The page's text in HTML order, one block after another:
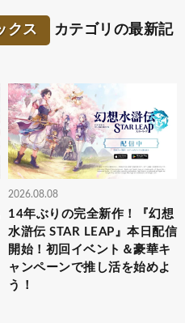
クス
カテゴリの最新記
2026.08.08
14年ぶりの完全新作！『幻想
水滸伝 STAR LEAP』本日配信
開始！初回イベント＆豪華キ
ャンペーンで推し活を始めよ
う！